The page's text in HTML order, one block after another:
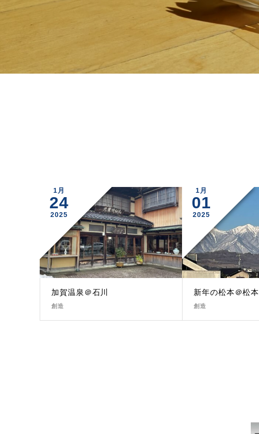
1月
24
2025
加賀温泉＠石川
創造
1月
01
2025
新年の松本＠松本
創造